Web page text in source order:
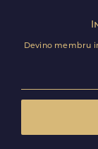
Devino membru